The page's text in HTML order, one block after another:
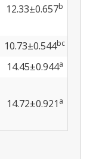
12.33±0.657b
10.73±0.544bc
14.45±0.944a
14.72±0.921 a